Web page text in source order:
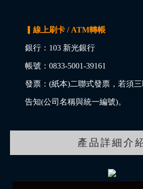
▎線上刷卡 / ATM轉帳
銀行：103 新光銀行
帳號：0833-5001-39161
發票：(紙本)二聯式發票，若須
告知(公司名稱與統一編號)。
產品詳細介